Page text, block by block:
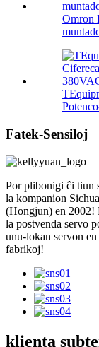
Omron
Fatek-Sensiloj
Por plibonigi ĉi tiun
la kompanion
(Hongjun) en 2002!
la postvenda servo
unu-lokan servon
fabrikoj!
klienta